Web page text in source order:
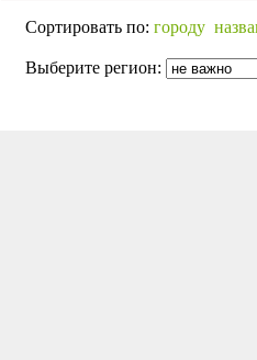
Сортировать по: городу
Выберите регион: